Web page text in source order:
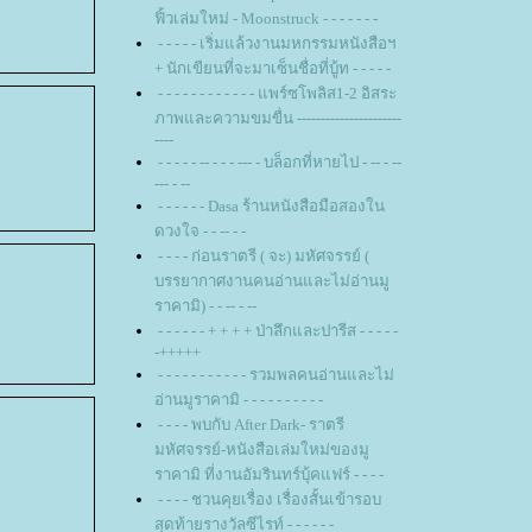
ฟิ้วเล่มใหม่ - Moonstruck - - - - - - -
- - - - - เริ่มแล้วงานมหกรรมหนังสือฯ
+ นักเขียนที่จะมาเซ็นชื่อที่บู้ท - - - - -
- - - - - - - - - - - - แพร์ซโพลิส1-2 อิสระ
ภาพและความขมขื่น ----------------------
----
- - - - - -- - - - --- - บล็อกที่หายไป - -- - --
--- - --
- - - - - - Dasa ร้านหนังสือมือสองใน
ดวงใจ - - -- - -
- - - - ก่อนราตรี ( จะ) มหัศจรรย์ (
บรรยากาศงานคนอ่านและไม่อ่านมู
ราคามิ) - - -- - --
- - - - - - + + + + ป่าลึกและปารีส - - - - -
-+++++
- - - - - - - - - - - รวมพลคนอ่านและไม่
อ่านมูราคามิ - - - - - - - - - -
- - - - พบกับ After Dark- ราตรี
มหัศจรรย์-หนังสือเล่มใหม่ของมู
ราคามิ ที่งานอัมรินทร์บุ้คแฟร์ - - - -
- - - - ชวนคุยเรื่อง เรื่องสั้นเข้ารอบ
สุดท้ายรางวัลซีไรท์ - - - - - -